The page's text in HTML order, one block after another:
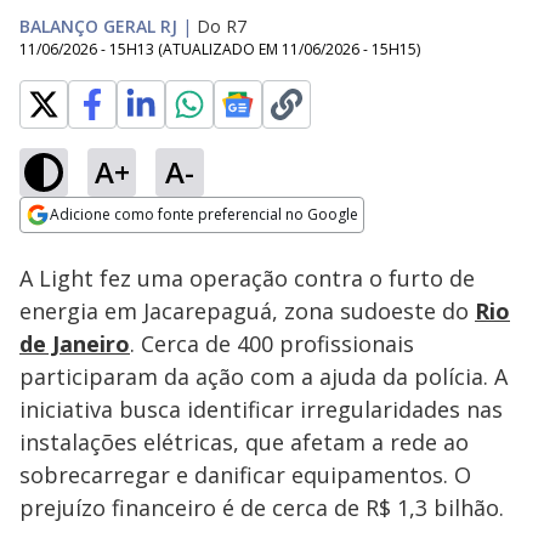
BALANÇO GERAL RJ | Do R7
11/06/2026 - 15H13 (ATUALIZADO EM 11/06/2026 - 15H15)
A+ A-
Adicione como fonte preferencial no Google
Ativar
Loaded:
44.20%
A Light fez uma operação contra o furto de
energia em Jacarepaguá, zona sudoeste do Rio
de Janeiro. Cerca de 400 profissionais
participaram da ação com a ajuda da polícia. A
iniciativa busca identificar irregularidades nas
instalações elétricas, que afetam a rede ao
sobrecarregar e danificar equipamentos. O
prejuízo financeiro é de cerca de R$ 1,3 bilhão.